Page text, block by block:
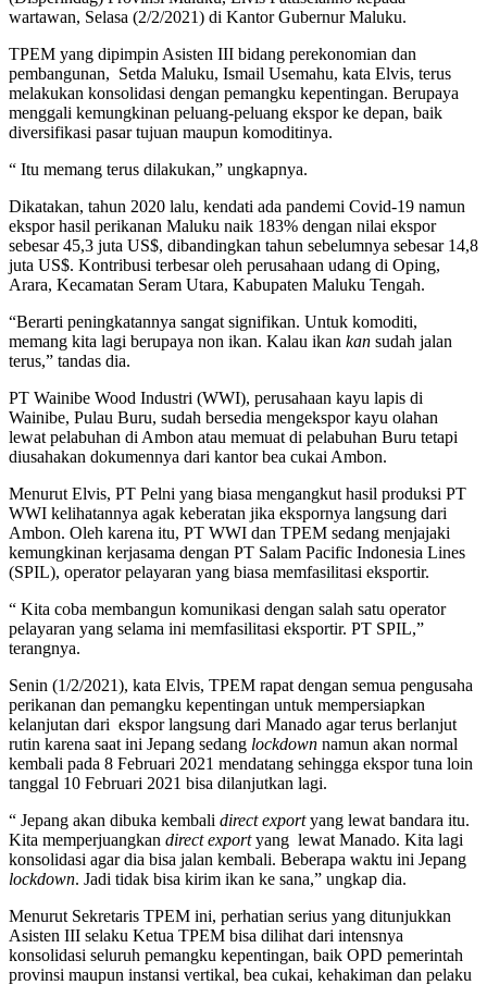
wartawan, Selasa (2/2/2021) di Kantor Gubernur Maluku.
TPEM yang dipimpin Asisten III bidang perekonomian dan
pembangunan, Setda Maluku, Ismail Usemahu, kata Elvis, terus
melakukan konsolidasi dengan pemangku kepentingan. Berupaya
menggali kemungkinan peluang-peluang ekspor ke depan, baik
diversifikasi pasar tujuan maupun komoditinya.
“ Itu memang terus dilakukan,” ungkapnya.
Dikatakan, tahun 2020 lalu, kendati ada pandemi Covid-19 namun
ekspor hasil perikanan Maluku naik 183% dengan nilai ekspor
sebesar 45,3 juta US$, dibandingkan tahun sebelumnya sebesar 14,8
juta US$. Kontribusi terbesar oleh perusahaan udang di Oping,
Arara, Kecamatan Seram Utara, Kabupaten Maluku Tengah.
“Berarti peningkatannya sangat signifikan. Untuk komoditi,
memang kita lagi berupaya non ikan. Kalau ikan kan sudah jalan
terus,” tandas dia.
PT Wainibe Wood Industri (WWI), perusahaan kayu lapis di
Wainibe, Pulau Buru, sudah bersedia mengekspor kayu olahan
lewat pelabuhan di Ambon atau memuat di pelabuhan Buru tetapi
diusahakan dokumennya dari kantor bea cukai Ambon.
Menurut Elvis, PT Pelni yang biasa mengangkut hasil produksi PT
WWI kelihatannya agak keberatan jika ekspornya langsung dari
Ambon. Oleh karena itu, PT WWI dan TPEM sedang menjajaki
kemungkinan kerjasama dengan PT Salam Pacific Indonesia Lines
(SPIL), operator pelayaran yang biasa memfasilitasi eksportir.
“ Kita coba membangun komunikasi dengan salah satu operator
pelayaran yang selama ini memfasilitasi eksportir. PT SPIL,”
terangnya.
Senin (1/2/2021), kata Elvis, TPEM rapat dengan semua pengusaha
perikanan dan pemangku kepentingan untuk mempersiapkan
kelanjutan dari ekspor langsung dari Manado agar terus berlanjut
rutin karena saat ini Jepang sedang lockdown namun akan normal
kembali pada 8 Februari 2021 mendatang sehingga ekspor tuna loin
tanggal 10 Februari 2021 bisa dilanjutkan lagi.
“ Jepang akan dibuka kembali direct exportyang lewat bandara itu.
Kita memperjuangkan direct exportyang lewat Manado. Kita lagi
konsolidasi agar dia bisa jalan kembali. Beberapa waktu ini Jepang
lockdown. Jadi tidak bisa kirim ikan ke sana,” ungkap dia.
Menurut Sekretaris TPEM ini, perhatian serius yang ditunjukkan
Asisten III selaku Ketua TPEM bisa dilihat dari intensnya
konsolidasi seluruh pemangku kepentingan, baik OPD pemerintah
provinsi maupun instansi vertikal, bea cukai, kehakiman dan pelaku